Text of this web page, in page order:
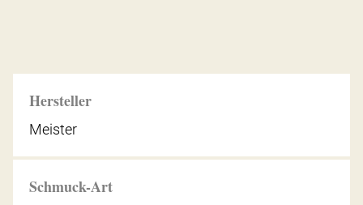
Hersteller
Meister
Schmuck-Art